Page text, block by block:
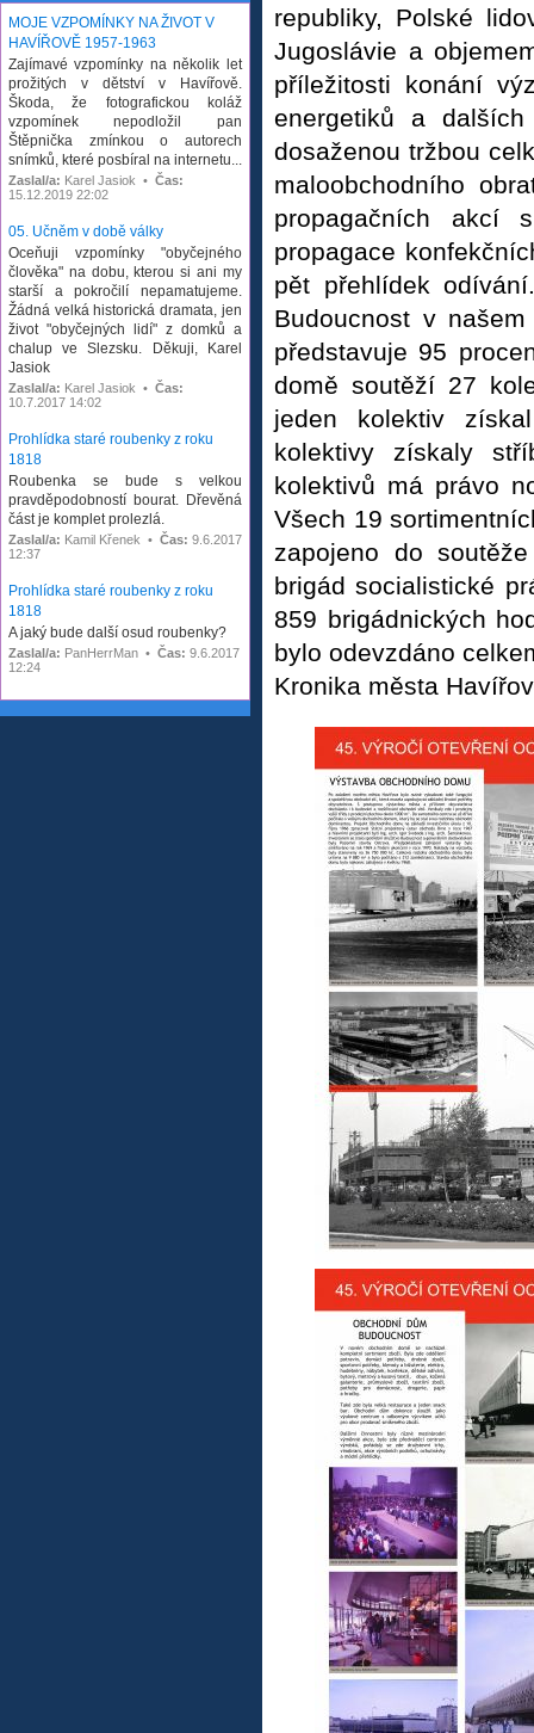
MOJE VZPOMÍNKY NA ŽIVOT V
HAVÍŘOVĚ 1957-1963
Zajímavé vzpomínky na několik let
prožitých v dětství v Havířově.
Škoda, že fotografickou koláž
vzpomínek nepodložil pan
Štěpnička zmínkou o autorech
snímků, které posbíral na internetu...
Zaslal/a: Karel Jasiok • Čas:
15.12.2019 22:02
05. Učněm v době války
Oceňuji vzpomínky "obyčejného
člověka" na dobu, kterou si ani my
starší a pokročilí nepamatujeme.
Žádná velká historická dramata, jen
život "obyčejných lidí" z domků a
chalup ve Slezsku. Děkuji, Karel
Jasiok
Zaslal/a: Karel Jasiok • Čas:
10.7.2017 14:02
Prohlídka staré roubenky z roku
1818
Roubenka se bude s velkou
pravděpodobností bourat. Dřevěná
část je komplet prolezlá.
Zaslal/a: Kamil Křenek • Čas: 9.6.2017
12:37
Prohlídka staré roubenky z roku
1818
A jaký bude další osud roubenky?
Zaslal/a: PanHerrMan • Čas: 9.6.2017
12:24
republiky, Polské
Jugoslávie a
příležitosti konání
energetiků a
dosaženou tržbou
maloobchodního
propagačních akcí
propagace
pět přehlídek
Budoucnost v
představuje 95
domě soutěží 27
jeden kolektiv
kolektivy získaly
kolektivů má právo
Všech 19
zapojeno do
brigád socialistické
859 brigádnických
bylo odevzdáno
Kronika města